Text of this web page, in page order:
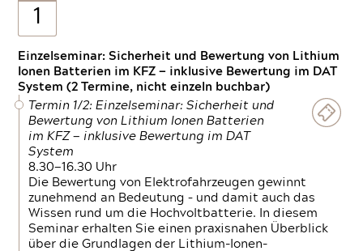
1
Einzelseminar: Sicherheit und Bewertung von Lithium
Ionen Batterien im KFZ — inklusive Bewertung im DAT
System (2 Termine, nicht einzeln buchbar)
Termin 1/2: Einzelseminar: Sicherheit und
Bewertung von Lithium Ionen Batterien
im KFZ — inklusive Bewertung im DAT
System
8.30—16.30 Uhr
Die Bewertung von Elektrofahrzeugen gewinnt
zunehmend an Bedeutung – und damit auch das
Wissen rund um die Hochvoltbatterie. In diesem
Seminar erhalten Sie einen praxisnahen Überblick
über die Grundlagen der Lithium-Ionen-